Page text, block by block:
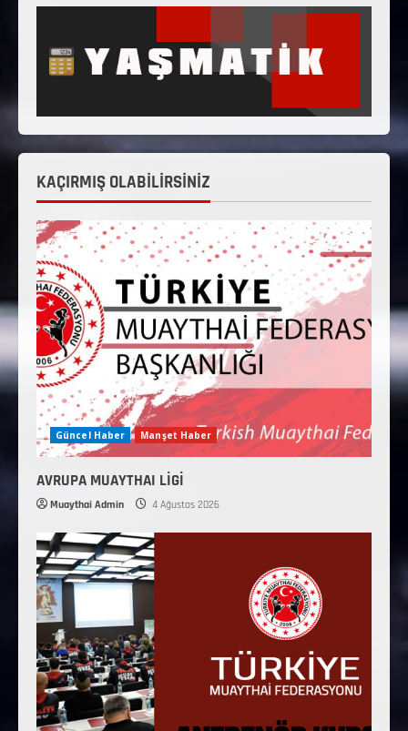
KAÇIRMIŞ OLABİLİRSİNİZ
Güncel Haber Manşet Haber
AVRUPA MUAYTHAI LİGİ
Muaythai Admin 4 Ağustos 2026